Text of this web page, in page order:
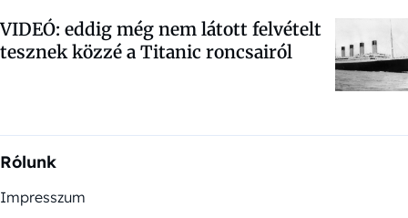
VIDEÓ: eddig még nem látott felvételt
tesznek közzé a Titanic roncsairól
Rólunk
Impresszum